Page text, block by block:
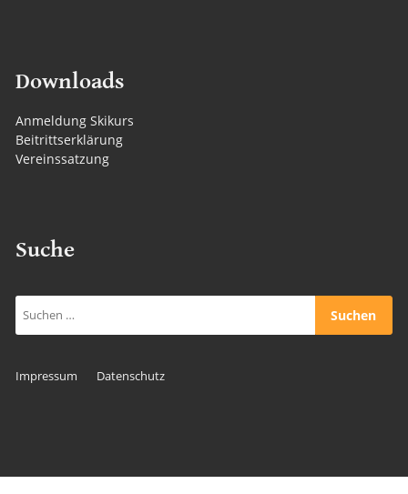
Downloads
Anmeldung Skikurs
Beitrittserklärung
Vereinssatzung
Suche
Suchen
nach:
Impressum Datenschutz